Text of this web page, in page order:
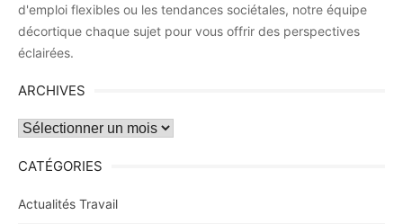
d'emploi flexibles ou les tendances sociétales, notre équipe
décortique chaque sujet pour vous offrir des perspectives
éclairées.
ARCHIVES
Archives
CATÉGORIES
Actualités Travail